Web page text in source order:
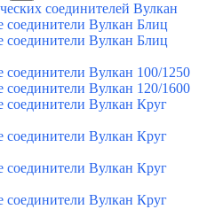
соединителей Вулкан
соединители Вулкан Блиц
соединители Вулкан Блиц
соединители Вулкан 100/1250
соединители Вулкан 120/1600
соединители Вулкан Круг
соединители Вулкан Круг
соединители Вулкан Круг
соединители Вулкан Круг